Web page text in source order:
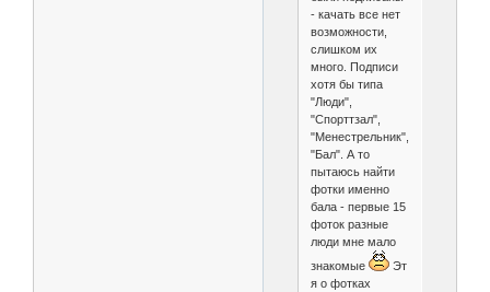
- качать все нет
возможности,
слишком их
много. Подписи
хотя бы типа
"Люди",
"Спорттзал",
"Менестрельник",
"Бал". А то
пытаюсь найти
фотки именно
бала - первые 15
фоток разные
люди мне мало
знакомые
Эт
я о фотках